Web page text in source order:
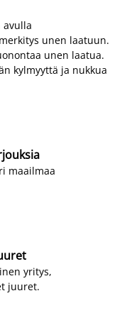
avulla
unen laatuun.
unen laatua.
kylmyyttä ja nukkua
maailmaa
yritys,
juuret.